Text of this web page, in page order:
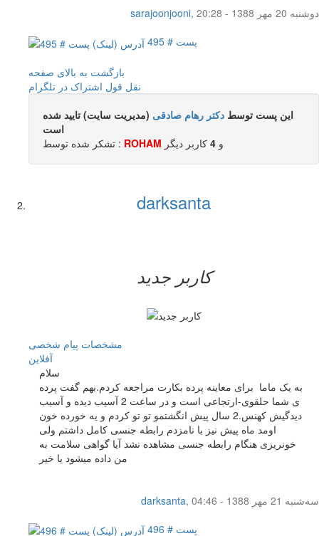
sarajoonjooni,
دوشنبه 20 مهر 1388 - 20:28
پست # 495
بازگشت به بالای صفحه
نقل قول اشتراک در تلگرام
این پست توسط دکتر رهام صادقی (مدیریت سایت) تایید شده
است
تشکر شده توسط : ROHAM و 4 کاربر ديگر
darksanta
کاربر جدید
مشخصات پیام شخصی
آفلاين
سلام
به یک ماما برای معاینه پرده بکارت مراجعه کردم.بهم گفت پرده
ی شما حلقوی-ارتجاعی است و در ساعت 2 آسیب دیده و آسیب
دیدگیش کهنس.2 سال پیش انگشتمو تو تو کردم و یه خورده خون
اومد ماه پیش نیز با نامزدم رابطه جنسی کامل داشتم ولی
خونریزی هنگام رابطه جنسی مشاهده نشد آیا گواهی سلامت به
من داده میشود یا خیر
darksanta,
سه‌شنبه 21 مهر 1388 - 04:46
پست # 496